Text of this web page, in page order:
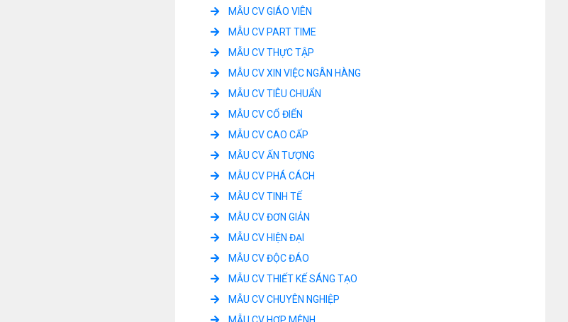
MẪU CV GIÁO VIÊN
MẪU CV PART TIME
MẪU CV THỰC TẬP
MẪU CV XIN VIỆC NGÂN HÀNG
MẪU CV TIÊU CHUẨN
MẪU CV CỔ ĐIỂN
MẪU CV CAO CẤP
MẪU CV ẤN TƯỢNG
MẪU CV PHÁ CÁCH
MẪU CV TINH TẾ
MẪU CV ĐƠN GIẢN
MẪU CV HIỆN ĐẠI
MẪU CV ĐỘC ĐÁO
MẪU CV THIẾT KẾ SÁNG TẠO
MẪU CV CHUYÊN NGHIỆP
MẪU CV HỢP MỆNH